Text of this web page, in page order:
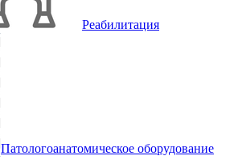
Реабилитация
Патологоанатомическое оборудование